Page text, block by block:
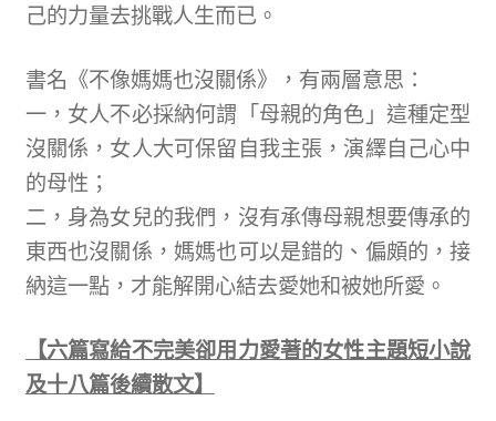
己的力量去挑戰人生而已。
書名《不像媽媽也沒關係》，有兩層意思：
一，女人不必採納何謂「母親的角色」這種定型
沒關係，女人大可保留自我主張，演繹自己心中
的母性；
二，身為女兒的我們，沒有承傳母親想要傳承的
東西也沒關係，媽媽也可以是錯的、偏頗的，接
納這一點，才能解開心結去愛她和被她所愛。
【六篇寫給不完美卻用力愛著的女性主題短小說
及十八篇後續散文】